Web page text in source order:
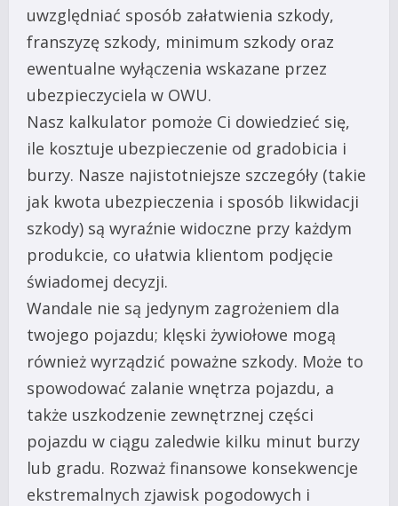
uwzględniać sposób załatwienia szkody,
franszyzę szkody, minimum szkody oraz
ewentualne wyłączenia wskazane przez
ubezpieczyciela w OWU.
Nasz kalkulator pomoże Ci dowiedzieć się,
ile kosztuje ubezpieczenie od gradobicia i
burzy. Nasze najistotniejsze szczegóły (takie
jak kwota ubezpieczenia i sposób likwidacji
szkody) są wyraźnie widoczne przy każdym
produkcie, co ułatwia klientom podjęcie
świadomej decyzji.
Wandale nie są jedynym zagrożeniem dla
twojego pojazdu; klęski żywiołowe mogą
również wyrządzić poważne szkody. Może to
spowodować zalanie wnętrza pojazdu, a
także uszkodzenie zewnętrznej części
pojazdu w ciągu zaledwie kilku minut burzy
lub gradu. Rozważ finansowe konsekwencje
ekstremalnych zjawisk pogodowych i